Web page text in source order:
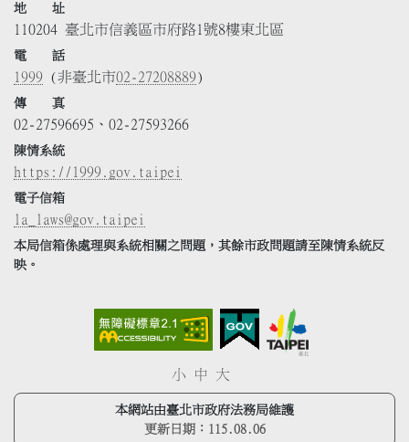
地 址
110204 臺北市信義區市府路1號8樓東北區
電 話
1999 (非臺北市02-27208889)
傳 真
02-27596695、02-27593266
陳情系統
https://1999.gov.taipei
電子信箱
la_laws@gov.taipei
本局信箱係處理與系統相關之問題，其餘市政問題請至陳情系統反
映。
小 中 大
本網站由臺北市政府法務局維護
更新日期： 115.08.06